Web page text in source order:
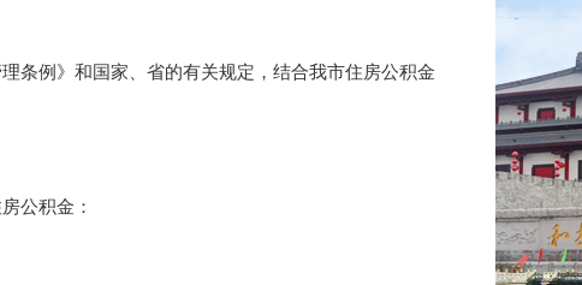
例》和国家、省的有关规定，结合我市住房公积金
公积金：